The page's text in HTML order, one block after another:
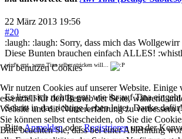
22 März 2013 19:56
#20
:laugh: :laugh: Sorry, dass mich das
Diese Bunten brauchen einfach ALLES!
wird's erst, wenn Tina selber stricken will...
Es liest sich richtig gut, wie ihr auf Tina
Schritt in das richtige Leben leitet. Danke dafür!
BitteAnmeldenoderRegistrierenum der
Wir benutzen Cookies
Wir nutzen Cookies auf unserer Website. Einige
essenziell für den Betrieb der Seite, während
Website und die Nutzererfahrung zu verbessern
Sie können selbst entscheiden, ob Sie die
Bitte beachten Sie, dass bei einer Ablehnung